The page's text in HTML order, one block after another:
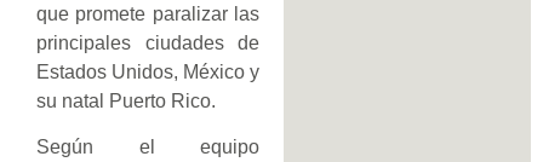
que promete paralizar las
principales ciudades de
Estados Unidos, México y
su natal Puerto Rico.
Según el equipo